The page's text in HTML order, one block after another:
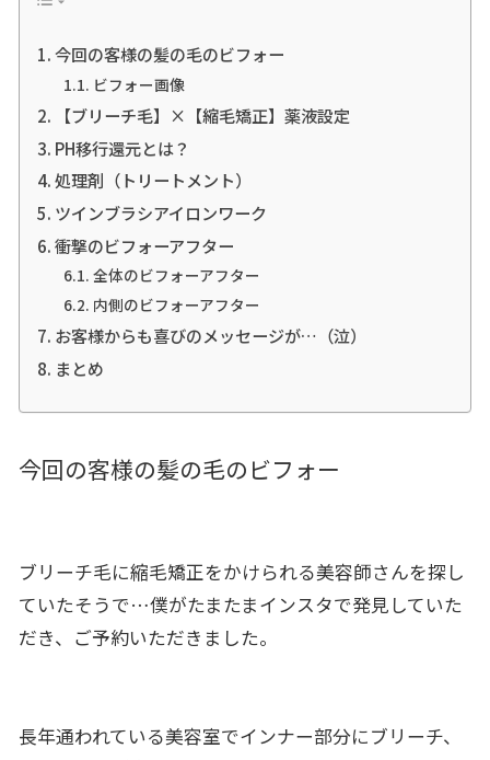
今回の客様の髪の毛のビフォー
ビフォー画像
【ブリーチ毛】×【縮毛矯正】薬液設定
PH移行還元とは？
処理剤（トリートメント）
ツインブラシアイロンワーク
衝撃のビフォーアフター
全体のビフォーアフター
内側のビフォーアフター
お客様からも喜びのメッセージが…（泣）
まとめ
今回の客様の髪の毛のビフォー
ブリーチ毛に縮毛矯正をかけられる美容師さんを探し
ていたそうで…僕がたまたまインスタで発見していた
だき、ご予約いただきました。
長年通われている美容室でインナー部分にブリーチ、